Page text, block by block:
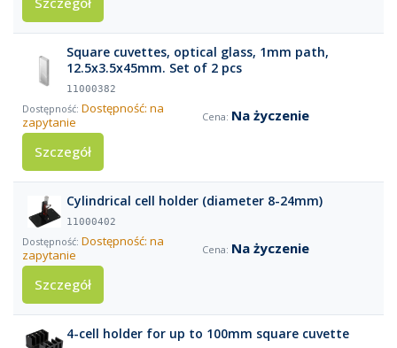
Square cuvettes, optical glass, 1mm path,
12.5x3.5x45mm. Set of 2 pcs
11000382
Dostępność: na
zapytanie
Na życzenie
Szczegół
Cylindrical cell holder (diameter 8-24mm)
11000402
Dostępność: na
zapytanie
Na życzenie
Szczegół
4-cell holder for up to 100mm square cuvette